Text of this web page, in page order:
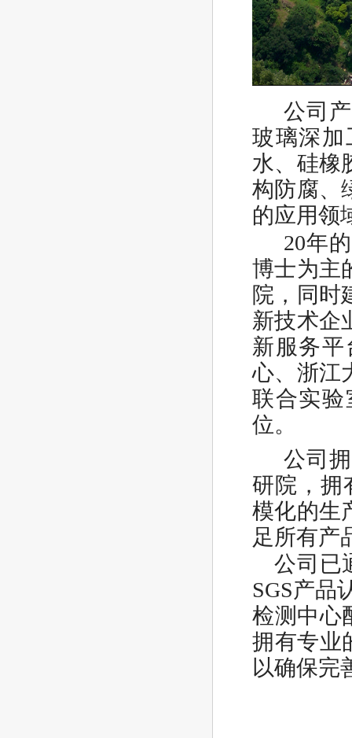
公司
玻璃深加
水、硅橡
构防腐、
的应用领
20年
博士为主
院，同时
新技术企
新服务
心、浙江
联合实验
位。
公司
研院，拥
模化的生
足所有产
公司已
SGS产品
检测中心
拥有专业
以确保完